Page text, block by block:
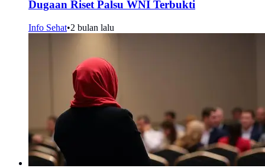
Dugaan Riset Palsu WNI Terbukti
Info Sehat•2 bulan lalu